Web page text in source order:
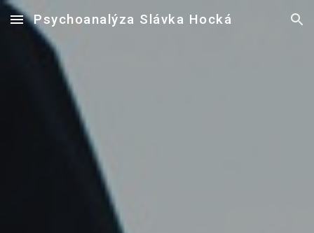
Skip to main content Skip to navigation
Psychoanalýza Slávka Hocká